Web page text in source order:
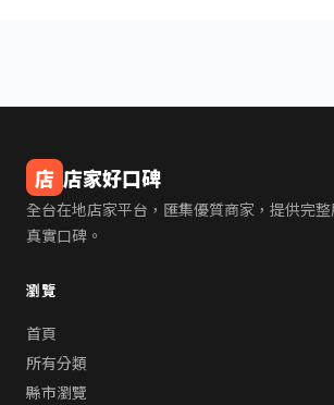
店 店家好口碑
全台在地店家平台，匯集優質商家，提供完
真實口碑。
瀏覽
首頁
所有分類
縣市瀏覽